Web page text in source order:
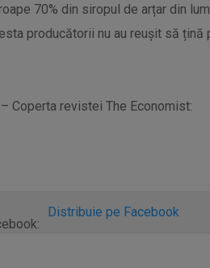
70% din siropul de arțar din
producătorii nu au reușit să
Coperta revistei The Economist:
Distribuie pe Facebook